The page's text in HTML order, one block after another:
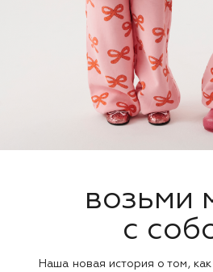
возьми
с
Наша новая история о том,